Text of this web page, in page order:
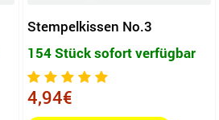
Stempelkissen No.3
154 Stück sofort verfügbar
4,94€